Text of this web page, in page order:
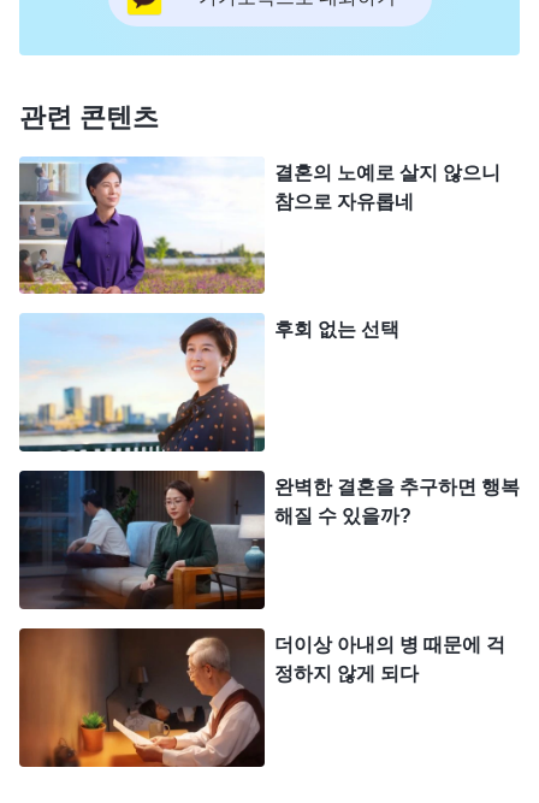
밥을 짓고 집안일을 했습니다. 남편과 불미스러운 일
을 피하기 위해 남편이 집에 있을 때는 단 한 번도 영
적인 시간을 갖지 못했고, 매번 남편이 나간 뒤에야
비로소 하나님 말씀 책을 꺼내 볼 수 있었습니다. 문
밖에서 조금이라도 소리가 들리면 얼른 책을 숨기기
그 후 교회 일이 점점 바빠지면서 집에 늦게 들어
가는 날도 생겼습니다. 한번은 예배가 늦게 끝나 유
치원에 제때 아이를 데리러 가지 못했는데, 선생님이
남편에게 전화를 했습니다. 집에 돌아오자 남편은 잔
뜩 화가 난 얼굴로 어디에 다녀왔냐고 물었습니다.
저는 남편을 속이고 싶지 않았고, 이 기회에 제가 하
나님을 믿으면서 얻은 것들에 대해 이야기하고 싶었
습니다. 그런데 예상과 달리 제 대답을 들은 남편은
잔뜩 화를 내며 “아버님이 믿으라고 해서 믿는 거
지?” 그러면서 아버지께 전화를 걸려고 했습니다. 저
는 남편과 차분히 이야기하고 싶었지만 남편은 몹시
관련 콘텐츠
결혼의 노예로 살지 않으니
참으로 자유롭네
후회 없는 선택
완벽한 결혼을 추구하면 행복
해질 수 있을까?
더이상 아내의 병 때문에 걱
정하지 않게 되다